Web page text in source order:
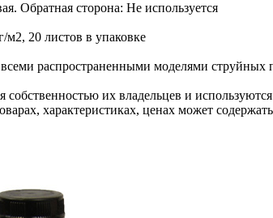
Обратная сторона: Не используется
м2, 20 листов в упаковке
распространенными моделями
их владельцев и
характеристиках, ценах может